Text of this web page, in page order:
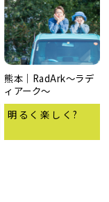
熊本｜RadArk〜ラデ
ィアーク〜
明るく楽しく?